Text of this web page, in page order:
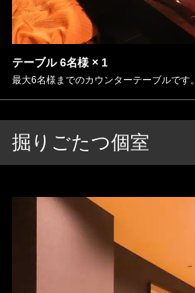
テーブル6名様 × 1
最大6名様までのカウンターテーブルです。
掘りごたつ個室